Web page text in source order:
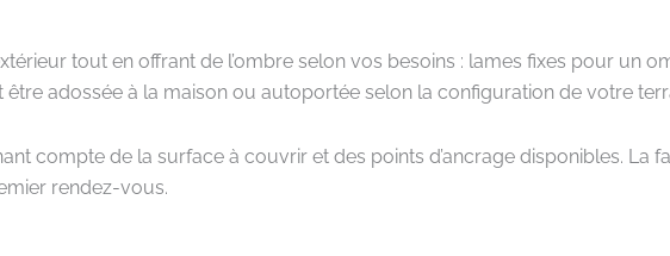
tout en offrant de l’ombre selon vos besoins : lames fixes pour un
adossée à la maison ou autoportée selon la configuration de votre
compte de la surface à couvrir et des points d’ancrage disponibles. La
rendez-vous.